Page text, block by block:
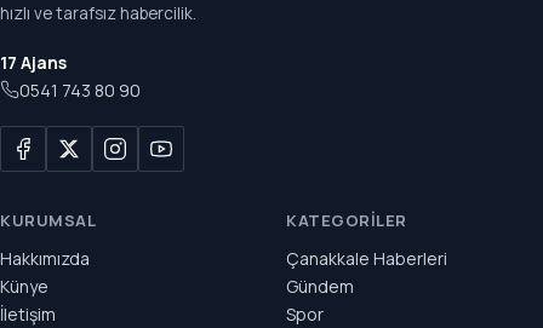
hızlı ve tarafsız habercilik.
17 Ajans
0541 743 80 90
KURUMSAL
Hakkımızda
Künye
İletişim
KATEGORILER
Çanakkale Haberleri
Gündem
Spor